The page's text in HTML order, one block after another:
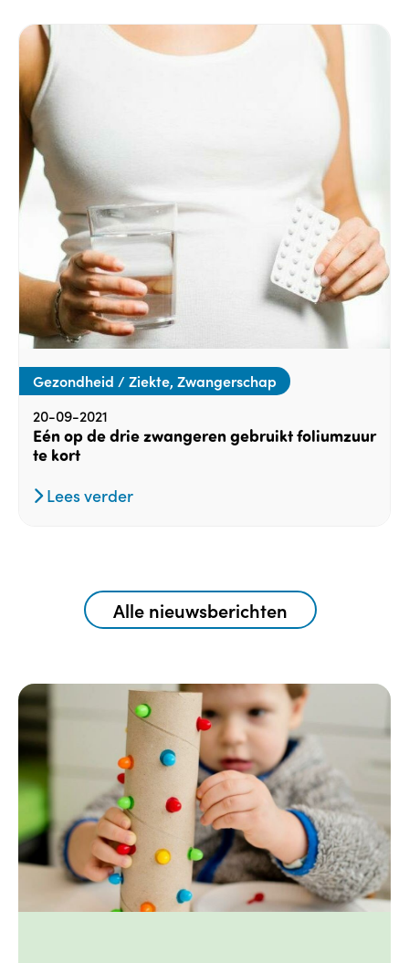
Gezondheid / Ziekte, Zwangerschap
20-09-2021
Eén op de drie zwangeren gebruikt foliumzuur
te kort
Lees verder
Alle nieuwsberichten